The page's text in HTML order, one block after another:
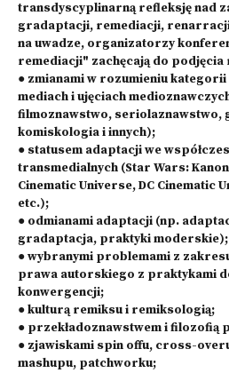
transdyscyplinarną refleksję nad
gradaptacji, remediacji,
na uwadze, organizatorzy
remediacji" zachęcają do podjęcia
● zmianami w rozumieniu
mediach i ujęciach
filmoznawstwo, seriolaznawstwo,
komiskologia i innych);
● statusem adaptacji we
transmedialnych (Star Wars:
Cinematic Universe, DC Cinematic
etc.);
● odmianami adaptacji (np.
gradaptacja, praktyki moderskie);
● wybranymi problemami z
prawa autorskiego z praktykami
konwergencji;
● kulturą remiksu i remiksologią;
● przekładoznawstwem i filozofią
● zjawiskami spin offu, cross-
mashupu, patchworku;